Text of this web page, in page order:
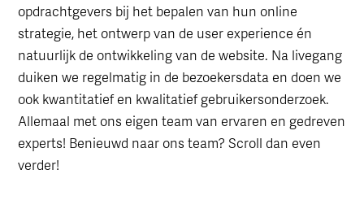
opdrachtgevers bij het bepalen van hun online
strategie, het ontwerp van de user experience én
natuurlijk de ontwikkeling van de website. Na livegang
duiken we regelmatig in de bezoekersdata en doen we
ook kwantitatief en kwalitatief gebruikersonderzoek.
Allemaal met ons eigen team van ervaren en gedreven
experts! Benieuwd naar ons team? Scroll dan even
verder!